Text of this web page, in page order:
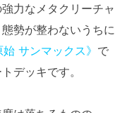
力なメタクリーチャ
勢が整わないうちに
始 サンマックス》 で
デッキです。